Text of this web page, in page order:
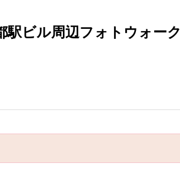
駅ビル周辺フォトウォーク